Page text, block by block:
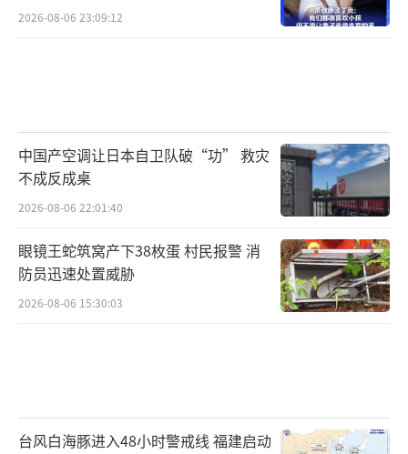
2026-08-06 23:09:12
中国产空调让日本自卫队破“功” 救灾
不成反成桌
2026-08-06 22:01:40
眼镜王蛇筑窝产下38枚蛋 村民报警 消
防员迅速处置威胁
2026-08-06 15:30:03
台风白海豚进入48小时警戒线 福建启动